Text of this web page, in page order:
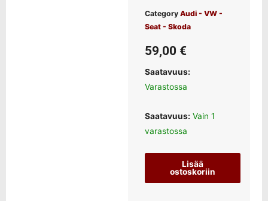
Category Audi - VW -
Seat - Skoda
59,00 €
Saatavuus:
Varastossa
Saatavuus: Vain 1
varastossa
Lisää
ostoskoriin